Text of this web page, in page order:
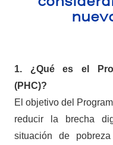
1. ¿Qué es el
(PHC)?
El objetivo del
reducir la brecha
situación de